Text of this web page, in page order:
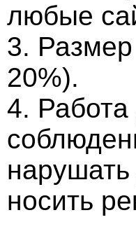
любые
3.
20%).
4.
носить